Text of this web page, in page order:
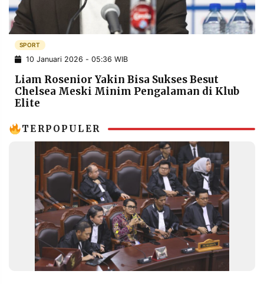
POLICY WARGA
INFORMASI
IKLAN
KIRIM
PENGADUAN TERM
SERVICE
IKUTI
RESOLUSI
MEDIA
SPORT
10 Januari 2026 - 05:36 WIB
Liam Rosenior Yakin Bisa Sukses Besut
Chelsea Meski Minim Pengalaman di Klub
Elite
TERPOPULER